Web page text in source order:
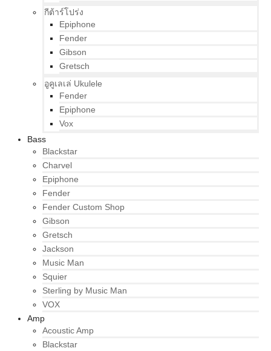
กีต้าร์โปร่ง
Epiphone
Fender
Gibson
Gretsch
อูคูเลเล่ Ukulele
Fender
Epiphone
Vox
Bass
Blackstar
Charvel
Epiphone
Fender
Fender Custom Shop
Gibson
Gretsch
Jackson
Music Man
Squier
Sterling by Music Man
VOX
Amp
Acoustic Amp
Blackstar